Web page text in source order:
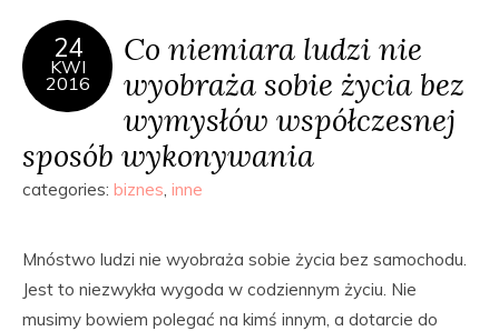
24
KWI
2016
Co niemiara ludzi nie
wyobraża sobie życia bez
wymysłów współczesnej
sposób wykonywania
categories: biznes, inne
Mnóstwo ludzi nie wyobraża sobie życia bez samochodu.
Jest to niezwykła wygoda w codziennym życiu. Nie
musimy bowiem polegać na kimś innym, a dotarcie do